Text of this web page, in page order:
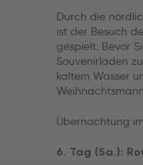
Durch die
ist der Besuch
gespielt. Bevor
Souvenirläden
kaltem Wasser
Übernachtung
6. Tag (Sa.):